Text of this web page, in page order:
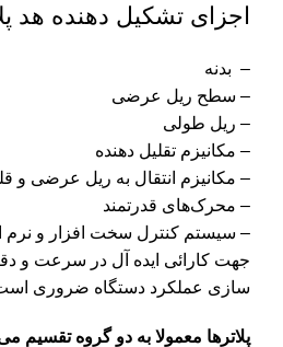
اجزای تشکیل دهنده هد
– بدنه
– سطح ریل عرضی
– ریل طولی
– مکانیزم تقلیل دهنده
– مکانیزم انتقال به ریل عرضی و
– محرک‌های قدرتمند
– سیستم کنترل سخت افزار و نرم
جهت کارائی ایده آل در سرعت و
سازی عملکرد دستگاه ضروری
پلاترها معمولا به دو گروه تقسیم